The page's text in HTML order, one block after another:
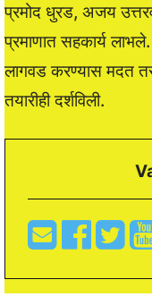
प्रमोद धुरड, अजय
प्रमाणात सहकार्य लाभले.
लागवड करण्यास मदत तर
तयारीही दर्शविली.